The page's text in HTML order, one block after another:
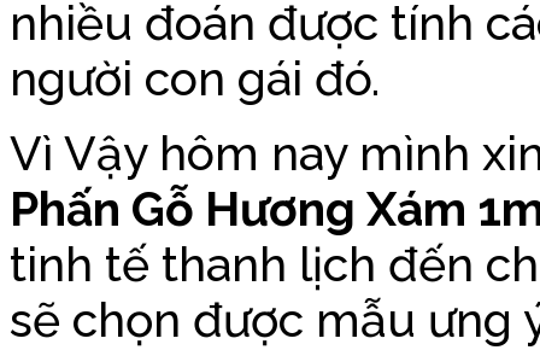
nhiều đoán được tính
người con gái đó.
Vì Vậy hôm nay mình
Phấn Gỗ Hương Xám
tinh tế thanh lịch đến
sẽ chọn được mẫu ưng